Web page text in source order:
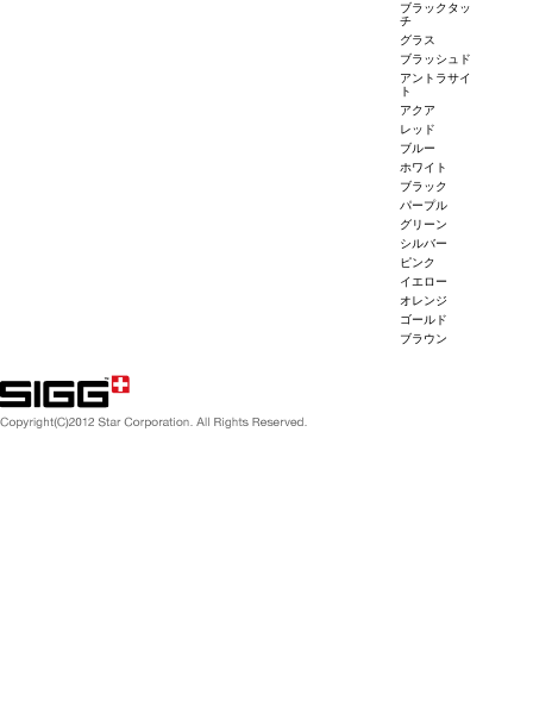
ブラックタッ
チ
グラス
ブラッシュド
アントラサイ
ト
アクア
レッド
ブルー
ホワイト
ブラック
パープル
グリーン
シルバー
ピンク
イエロー
オレンジ
ゴールド
ブラウン